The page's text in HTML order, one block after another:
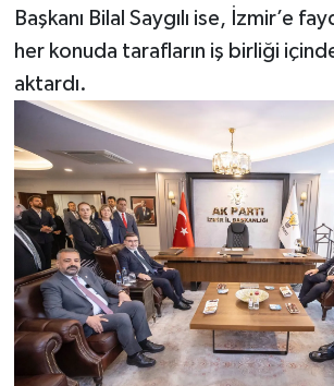
Başkanı Bilal Saygılı ise, İzmir’e
her konuda tarafların iş birliği
aktardı.